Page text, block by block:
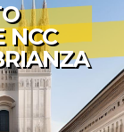
NCC